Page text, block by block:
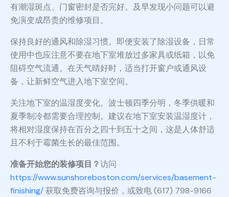
有潮湿斑点、门窗密封是否完好。及早发现小问题可以避
免演变成昂贵的维修项目。
保持良好的通风和除湿习惯。即便安装了除湿设备，日常
使用中也应注意不要在地下室堆放过多家具或纸箱，以免
阻碍空气流通。在天气晴好时，适当打开窗户或通风设
备，让新鲜空气进入地下室空间。
关注地下室的温湿度变化。波士顿四季分明，冬季供暖和
夏季制冷都需要合理控制。建议在地下室安装温湿度计，
将相对湿度保持在百分之四十到五十之间，这是人体舒适
且不利于霉菌生长的最佳范围。
准备开始您的装修项目？访问
https://www.sunshoreboston.com/services/basement-
finishing/获取免费咨询与报价，或致电 (617) 798-9166